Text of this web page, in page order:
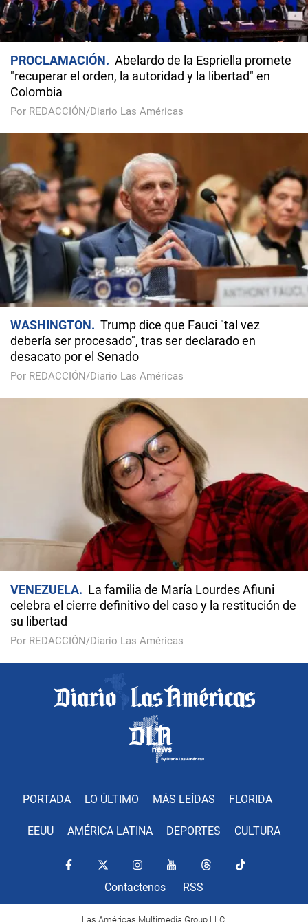
PROCLAMACIÓN
Abelardo de la Espriella promete
"recuperar el orden, la autoridad y la libertad" en
Colombia
Por REDACCIÓN/Diario Las Américas
WASHINGTON
Trump dice que Fauci "tal vez
debería ser procesado", tras ser declarado en
desacato por el Senado
Por REDACCIÓN/Diario Las Américas
VENEZUELA
La familia de María Lourdes Afiuni
celebra el cierre definitivo del caso y la restitución de
su libertad
Por REDACCIÓN/Diario Las Américas
PORTADA LO ÚLTIMO MÁS LEÍDAS FLORIDA
EEUU AMÉRICA LATINA DEPORTES CULTURA
Contactenos RSS
Las Américas Multimedia Group LLC.